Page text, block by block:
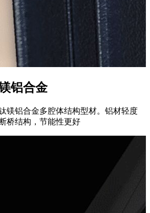
铝合金
镁铝合金多腔体结构型材。铝材轻度
桥结构，节能性更好